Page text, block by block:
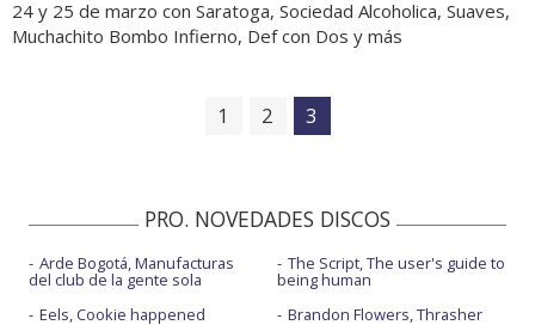
24 y 25 de marzo con Saratoga, Sociedad Alcoholica, Suaves,
Muchachito Bombo Infierno, Def con Dos y más
1 2 3
PRO. NOVEDADES DISCOS
Arde Bogotá, Manufacturas
del club de la gente sola
Eels, Cookie happened
The Script, The user's guide to
being human
Brandon Flowers, Thrasher